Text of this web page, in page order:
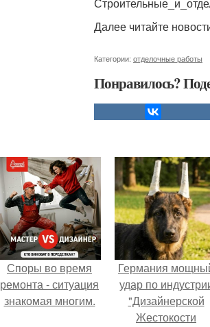
Далее читайте
Категории: отделочные работы
Понравилось?
Споры во время
ремонта - ситуация
знакомая многим.
Германия
удар по
"Дизайнерской
Жестокости